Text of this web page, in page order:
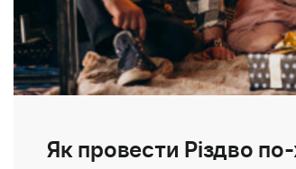
Як провести Різдво